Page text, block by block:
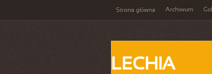
Strona główna Archiwum Gol
LECHIA